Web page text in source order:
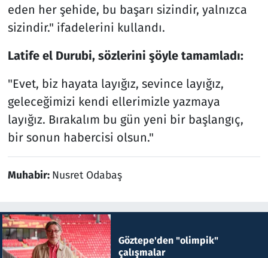
eden her şehide, bu başarı sizindir, yalnızca
sizindir." ifadelerini kullandı.
Latife el Durubi, sözlerini şöyle tamamladı:
"Evet, biz hayata layığız, sevince layığız,
geleceğimizi kendi ellerimizle yazmaya
layığız. Bırakalım bu gün yeni bir başlangıç,
bir sonun habercisi olsun."
Muhabir: Nusret Odabaş
Göztepe'den "olimpik"
çalışmalar